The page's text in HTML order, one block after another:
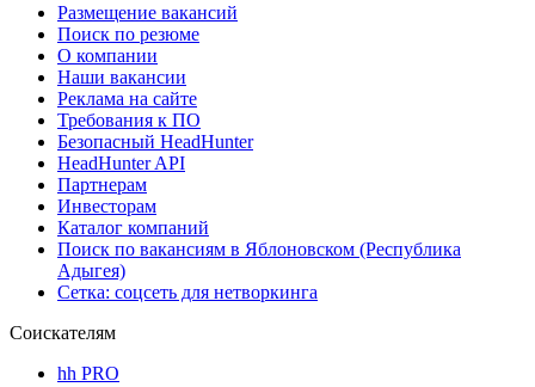
Размещение вакансий
Поиск по резюме
О компании
Наши вакансии
Реклама на сайте
Требования к ПО
Безопасный HeadHunter
HeadHunter API
Партнерам
Инвесторам
Каталог компаний
Поиск по вакансиям в Яблоновском (Республика
Адыгея)
Сетка: соцсеть для нетворкинга
Соискателям
hh PRO